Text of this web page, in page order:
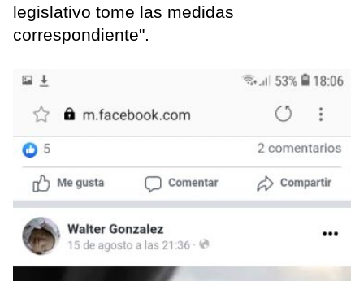
legislativo tome las medidas
correspondiente".